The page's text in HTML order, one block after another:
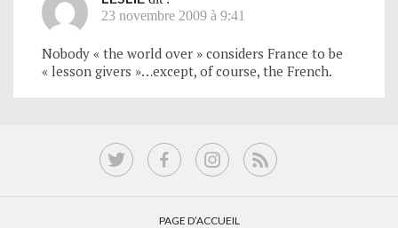
23 novembre 2009 à 9:41
Nobody « the world over » considers France to be
« lesson givers »…except, of course, the French.
PAGE D’ACCUEIL